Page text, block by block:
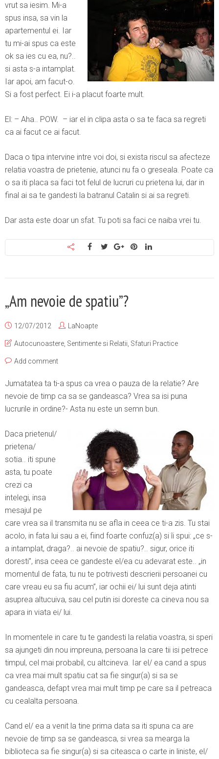
vrut sa iesim. Mi-a
spus insa, sa vin la
apartementul ei. Iar
tu mi-ai spus ca este
ok sa ies cu ea, nu?..
si asta s-a intamplat.
Iar apoi, am facut-o.
Si a fost perfect. Ei i-a placut foarte mult.
El: – Aha.. POW. – iar el in clipa asta o sa te faca sa regreti
ca ai facut ce ai facut.
Daca o tipa intervine intre voi doi, si exista riscul sa afecteze
relatia voastra de prietenie, atunci nu fa o greseala. Poate ca
o sa iti placa sa faci tot felul de lucruri cu prietena lui, dar in
final ai sa te gandesti la batranul Catalin si ai sa regreti.
Dar asta este doar un sfat. Tu poti sa faci ce naiba vrei tu.
„Am nevoie de spatiu”?
12/07/2012 LaNoapte
Autocunoastere Sentimente si Relatii Sfaturi Practice
Add comment
Jumatatea ta ti-a spus ca vrea o pauza de la relatie? Are
nevoie de timp ca sa se gandeasca? Vrea sa isi puna
lucrurile in ordine?- Asta nu este un semn bun.
Daca prietenul/
prietena/
sotia.. iti spune
asta, tu poate
crezi ca
intelegi, insa
mesajul pe
care vrea sa il transmita nu se afla in ceea ce ti-a zis. Tu stai
acolo, in fata lui sau a ei, fiind foarte confuz(a) si îi spui: „ce s-
a intamplat, draga?.. ai nevoie de spatiu?.. sigur, orice iti
doresti”, insa ceea ce gandeste el/ea cu adevarat este.. „in
momentul de fata, tu nu te potrivesti descrierii persoanei cu
care vreau eu sa fiu acum”, iar ochii ei/ lui sunt deja atinti
asuprea altucuiva, sau cel putin isi doreste ca cineva nou sa
apara in viata ei/ lui.
In momentele in care tu te gandesti la relatia voastra, si speri
sa ajungeti din nou impreuna, persoana la care tii isi petrece
timpul, cel mai probabil, cu altcineva. Iar el/ ea cand a spus
ca vrea mai mult spatiu cat sa fie singur(a) si sa se
gandeasca, defapt vrea mai mult timp pe care sa il petreaca
cu cealalta persoana.
Cand el/ ea a venit la tine prima data sa iti spuna ca are
nevoie de timp sa se gandeasca, si vrea sa mearga la
biblioteca sa fie singur(a) si sa citeasca o carte in liniste, el/